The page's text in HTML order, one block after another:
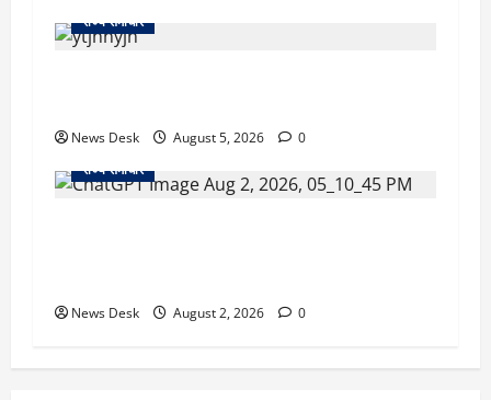
राज्य समाचार
News Desk August 5, 2026
0
राज्य समाचार
News Desk August 2, 2026 0